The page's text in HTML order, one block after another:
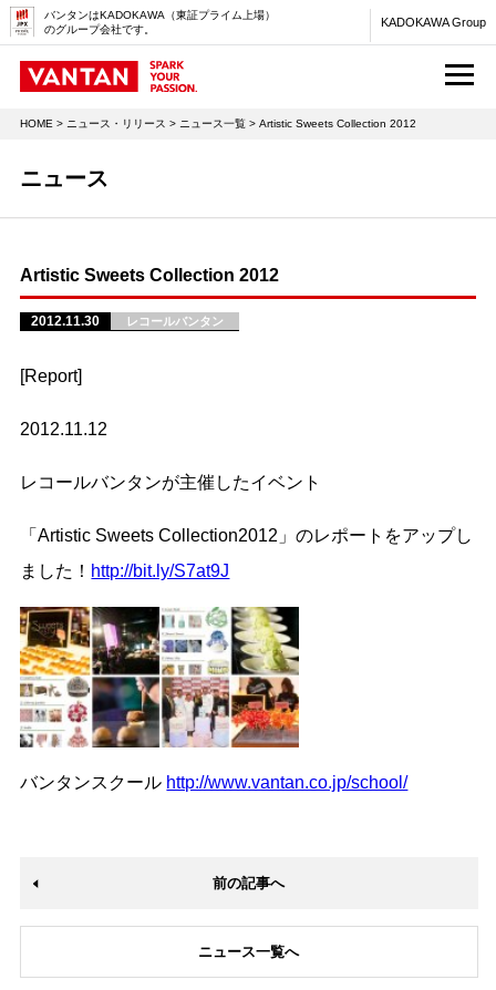
バンタンはKADOKAWA（東証プライム上場）
のグループ会社です。
KADOKAWA Group
HOME > ニュース・リリース > ニュース一覧 > Artistic Sweets Collection 2012
ニュース
Artistic Sweets Collection 2012
2012.11.30 レコールバンタン
[Report]
2012.11.12
レコールバンタンが主催したイベント
「Artistic Sweets Collection2012」のレポートをアップし
ました！ http://bit.ly/S7at9J
バンタンスクール http://www.vantan.co.jp/school/
前の記事へ
ニュース一覧へ